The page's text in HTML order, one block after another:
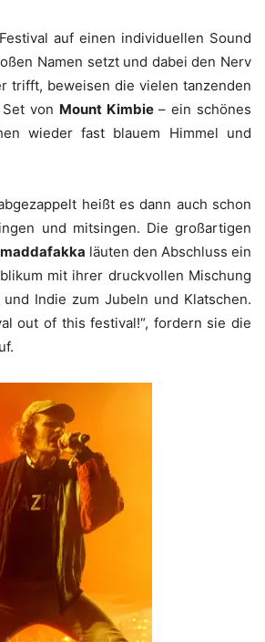
auf einen individuellen Sound
Namen setzt und dabei den Nerv
trifft, beweisen die vielen tanzenden
von Mount Kimbie– ein schönes
wieder fast blauem Himmel und
heißt es dann auch schon
und mitsingen. Die großartigen
läuten den Abschluss ein
mit ihrer druckvollen Mischung
und Indie zum Jubeln und Klatschen.
out of this festival!“, fordern sie die